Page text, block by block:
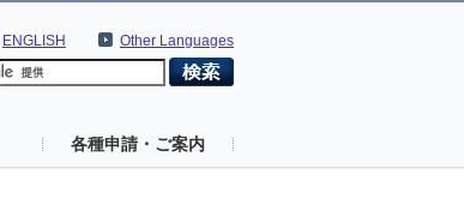
Other Languages
ENGLISH
各種申請・ご案内